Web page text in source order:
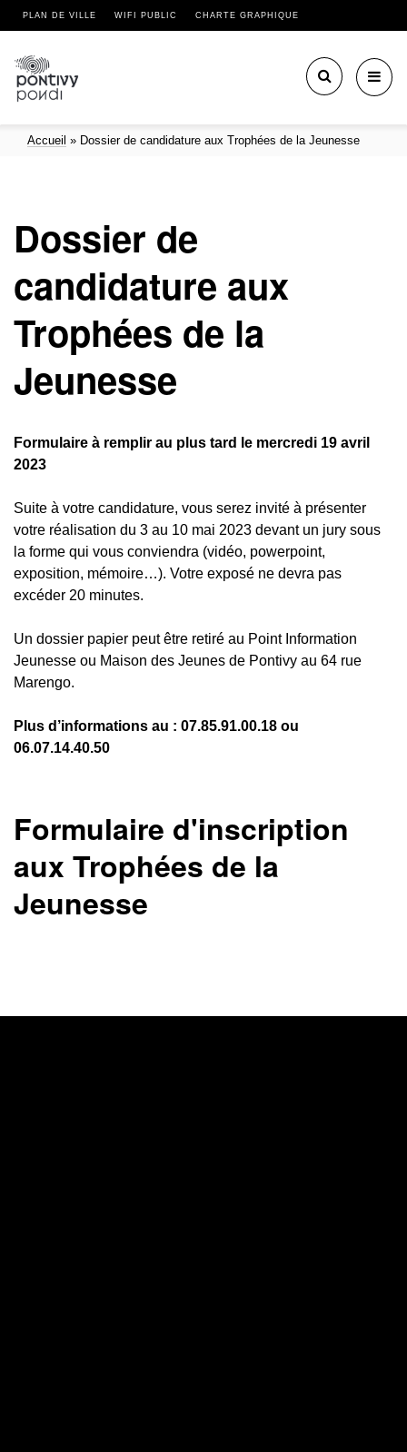
PLAN DE VILLE WIFI PUBLIC CHARTE GRAPHIQUE
Accueil » Dossier de candidature aux Trophées de la Jeunesse
Dossier de
candidature aux
Trophées de la
Jeunesse
Formulaire à remplir au plus tard le mercredi 19 avril
2023
Suite à votre candidature, vous serez invité à présenter
votre réalisation du 3 au 10 mai 2023 devant un jury sous
la forme qui vous conviendra (vidéo, powerpoint,
exposition, mémoire…). Votre exposé ne devra pas
excéder 20 minutes.
Un dossier papier peut être retiré au Point Information
Jeunesse ou Maison des Jeunes de Pontivy au 64 rue
Marengo.
Plus d’informations au : 07.85.91.00.18 ou
06.07.14.40.50
Formulaire d'inscription
aux Trophées de la
Jeunesse